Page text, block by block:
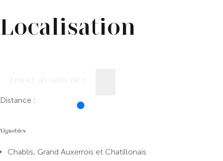
Localisation
Distance :
Vignobles
Chablis, Grand Auxerrois et Chatillonais